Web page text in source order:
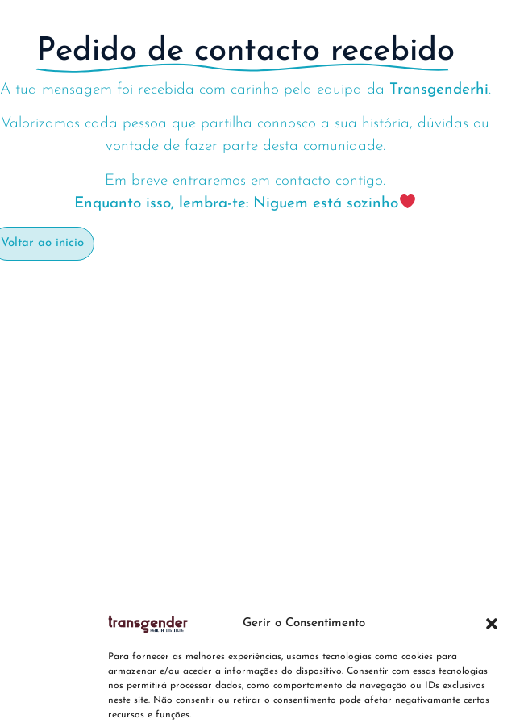
Gerir o Consentimento
Para fornecer as melhores experiências, usamos tecnologias como cookies para
armazenar e/ou aceder a informações do dispositivo. Consentir com essas tecnologias
nos permitirá processar dados, como comportamento de navegação ou IDs exclusivos
neste site. Não consentir ou retirar o consentimento pode afetar negativamante certos
recursos e funções.
Pedido de contacto recebido
A tua mensagem foi recebida com carinho pela equipa da Transgenderhi.
Valorizamos cada pessoa que partilha connosco a sua história, dúvidas ou
vontade de fazer parte desta comunidade.
Em breve entraremos em contacto contigo.
Enquanto isso, lembra-te: Niguem está sozinho
Voltar ao inicio